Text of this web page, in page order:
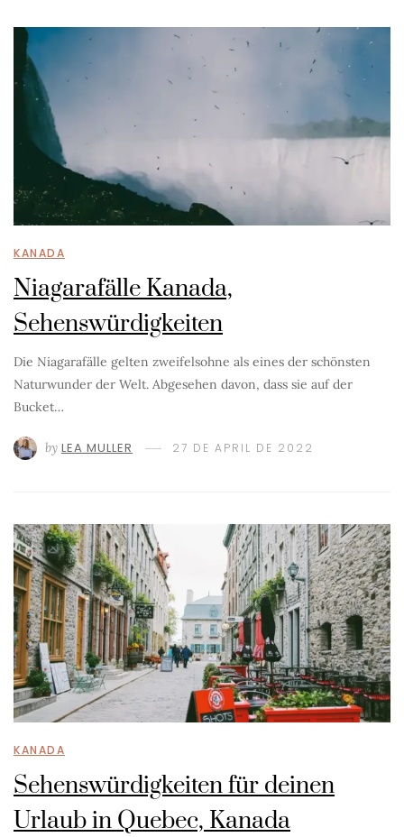
KANADA
Niagarafälle Kanada,
Sehenswürdigkeiten
Die Niagarafälle gelten zweifelsohne als eines der schönsten
Naturwunder der Welt. Abgesehen davon, dass sie auf der
Bucket…
by LEA MULLER 27 DE APRIL DE 2022
KANADA
Sehenswürdigkeiten für deinen
Urlaub in Quebec, Kanada